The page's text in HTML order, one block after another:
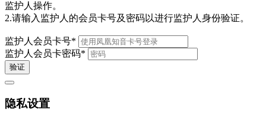
监护人操作。
2.请输入监护人的会员卡号及密码以进行监护人身份验证。
监护人会员卡号*
监护人会员卡密码*
验证
隐私设置